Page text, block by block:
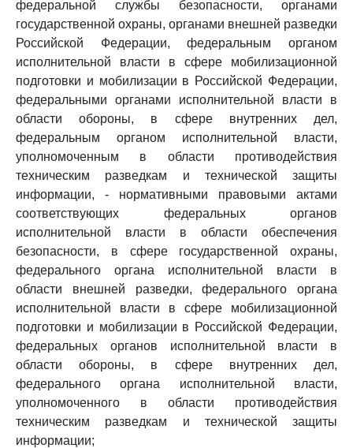
федеральной службы безопасности, органами
государственной охраны, органами внешней разведки
Российской Федерации, федеральным органом
исполнительной власти в сфере мобилизационной
подготовки и мобилизации в Российской Федерации,
федеральными органами исполнительной власти в
области обороны, в сфере внутренних дел,
федеральным органом исполнительной власти,
уполномоченным в области противодействия
техническим разведкам и технической защиты
информации, - нормативными правовыми актами
соответствующих федеральных органов
исполнительной власти в области обеспечения
безопасности, в сфере государственной охраны,
федерального органа исполнительной власти в
области внешней разведки, федерального органа
исполнительной власти в сфере мобилизационной
подготовки и мобилизации в Российской Федерации,
федеральных органов исполнительной власти в
области обороны, в сфере внутренних дел,
федерального органа исполнительной власти,
уполномоченного в области противодействия
техническим разведкам и технической защиты
информации;